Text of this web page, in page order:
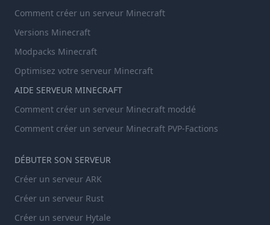
Comment créer un serveur Minecraft
Versions Minecraft
Modpacks Minecraft
Optimisez votre serveur Minecraft
AIDE SERVEUR MINECRAFT
Comment créer un serveur Minecraft moddé
Comment créer un serveur Minecraft PVP-Factions
DÉBUTER SON SERVEUR
Créer un serveur ARK
Créer un serveur Rust
Créer un serveur Hytale